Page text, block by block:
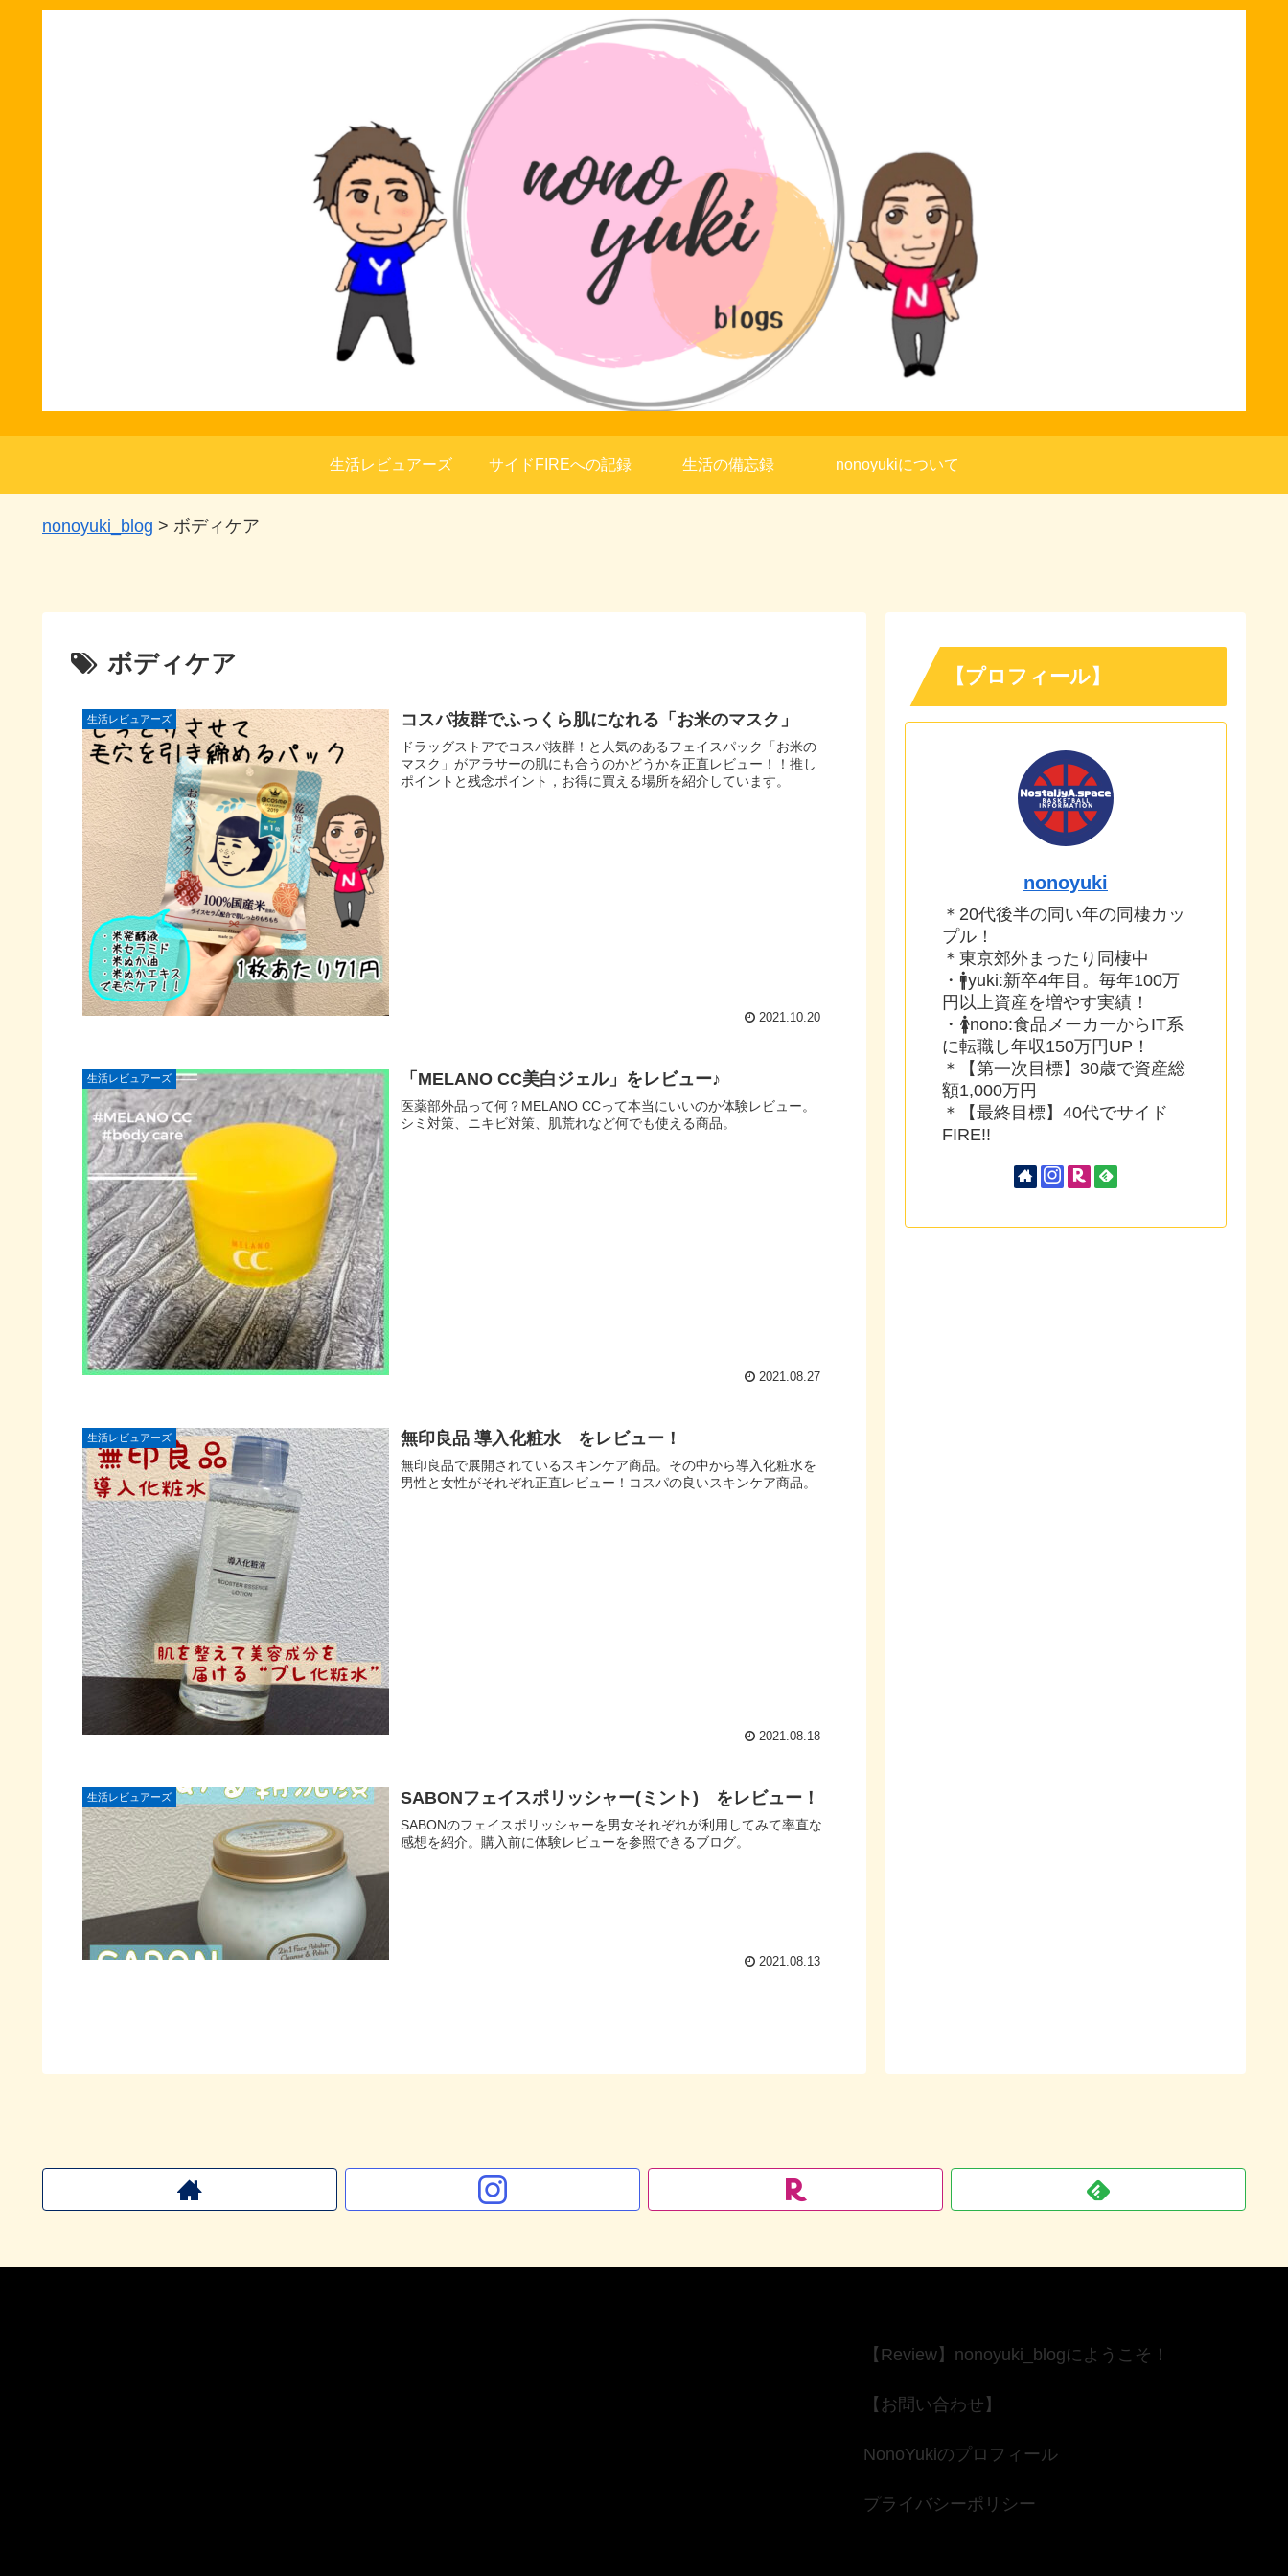
生活レビュアーズ サイドFIREへの記録 生活の備忘録 nonoyukiについて
nonoyuki_blog > ボディケア
ボディケア
生活レビュアーズ コスパ抜群でふっくら肌になれる「お米のマスク」
ドラッグストアでコスパ抜群！と人気のあるフェイスパック「お米の
マスク」がアラサーの肌にも合うのかどうかを正直レビュー！！推し
ポイントと残念ポイント，お得に買える場所を紹介しています。
2021.10.20
生活レビュアーズ 「MELANO CC美白ジェル」をレビュー♪
医薬部外品って何？MELANO CCって本当にいいのか体験レビュー。
シミ対策、ニキビ対策、肌荒れなど何でも使える商品。
2021.08.27
生活レビュアーズ 無印良品 導入化粧水 をレビュー！
無印良品で展開されているスキンケア商品。その中から導入化粧水を
男性と女性がそれぞれ正直レビュー！コスパの良いスキンケア商品。
2021.08.18
生活レビュアーズ SABONフェイスポリッシャー(ミント) をレビュー！
SABONのフェイスポリッシャーを男女それぞれが利用してみて率直な
感想を紹介。購入前に体験レビューを参照できるブログ。
2021.08.13
【プロフィール】
nonoyuki
＊20代後半の同い年の同棲カッ
プル！
＊東京郊外まったり同棲中
・🚹yuki:新卒4年目。毎年100万
円以上資産を増やす実績！
・🚺nono:食品メーカーからIT系
に転職し年収150万円UP！
＊【第一次目標】30歳で資産総
額1,000万円
＊【最終目標】40代でサイド
FIRE!!
【Review】nonoyuki_blogにようこそ！
【お問い合わせ】
NonoYukiのプロフィール
プライバシーポリシー